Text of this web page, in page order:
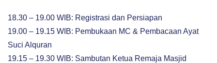
18.30 – 19.00 WIB: Registrasi dan Persiapan
19.00 – 19.15 WIB: Pembukaan MC & Pembacaan Ayat
Suci Alquran
19.15 – 19.30 WIB: Sambutan Ketua Remaja Masjid